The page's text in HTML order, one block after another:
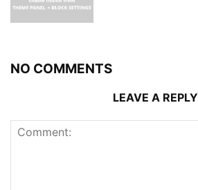
NO COMMENTS
LEAVE A REPLY